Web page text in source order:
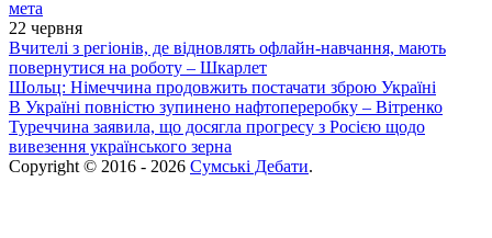
мета
22 червня
Вчителі з регіонів, де відновлять офлайн-навчання, мають
повернутися на роботу – Шкарлет
Шольц: Німеччина продовжить постачати зброю Україні
В Україні повністю зупинено нафтопереробку – Вітренко
Туреччина заявила, що досягла прогресу з Росією щодо
вивезення українського зерна
Copyright © 2016 - 2026 Сумські Дебати.